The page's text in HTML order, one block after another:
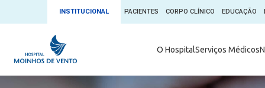
INSTITUCIONAL PACIENTES CORPO CLÍNICO EDUCAÇÃO
O HospitalServiços Médicos
Serviços Médicos
Ambulatório
Comitê de